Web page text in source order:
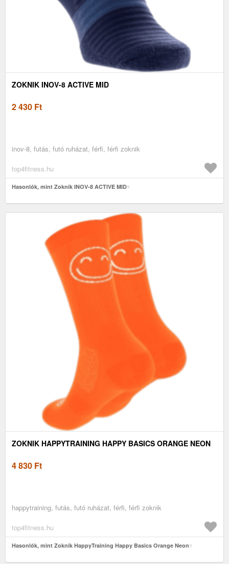
ZOKNIK INOV-8 ACTIVE MID
2 430 Ft
inov-8, futás, futó ruházat, férfi, férfi zoknik
top4fitness.hu
Hasonlók, mint Zoknik INOV-8 ACTIVE MID
ZOKNIK HAPPYTRAINING HAPPY BASICS ORANGE NEON
4 830 Ft
happytraining, futás, futó ruházat, férfi, férfi zoknik
top4fitness.hu
Hasonlók, mint Zoknik HappyTraining Happy Basics Orange Neon